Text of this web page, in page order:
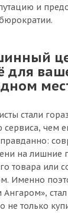
и
для
стали
сервиса, чем
на лишние
товара или
Именно
стал
не только